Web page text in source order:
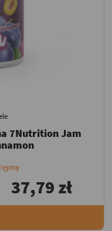
7Nutrition Jam
37,79 zł